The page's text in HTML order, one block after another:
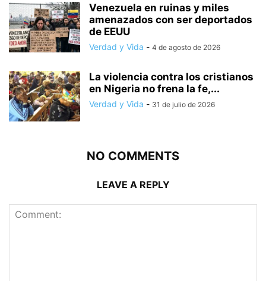
Venezuela en ruinas y miles
amenazados con ser deportados
de EEUU
Verdad y Vida - 4 de agosto de 2026
La violencia contra los cristianos
en Nigeria no frena la fe,...
Verdad y Vida - 31 de julio de 2026
NO COMMENTS
LEAVE A REPLY